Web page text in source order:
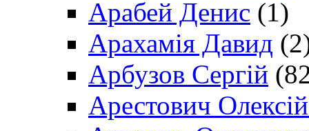
Арабей Денис (1)
Арахамія Давид
Арбузов Сергій
Арестович